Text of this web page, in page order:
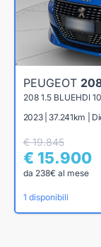
PEUGEOT
208 1.5 BLUEHDI
2023 | 37.241km |
€ 19.845
€ 15.900
da 238€ al mese
1 disponibili